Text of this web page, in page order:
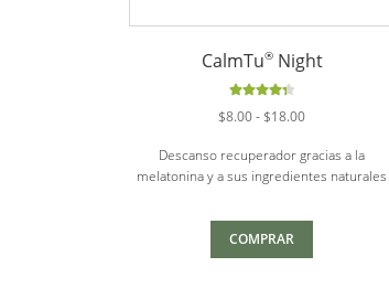
CalmTu®Night
4.40
$8.00- $18.00Rango
precios:
desde
hasta
Descanso recuperador gracias a la
melatonina y a sus ingredientes naturales
COMPRAR